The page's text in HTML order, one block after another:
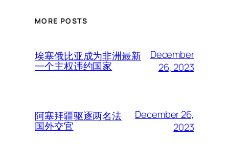
MORE POSTS
埃塞俄比亚成为非洲最新
一个主权违约国家
December
26, 2023
阿塞拜疆驱逐两名法
国外交官
December 26,
2023